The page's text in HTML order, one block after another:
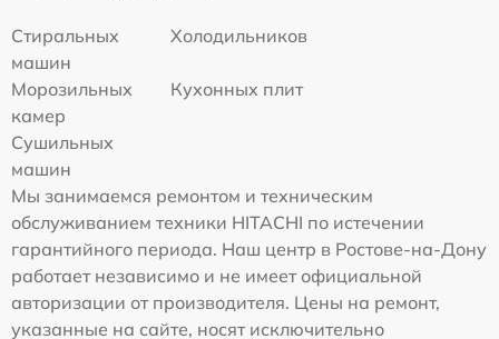
Стиральных
машин
Холодильников
Морозильных
камер
Кухонных плит
Сушильных
машин
Мы занимаемся ремонтом и техническим
обслуживанием техники HITACHI по истечении
гарантийного периода. Наш центр в Ростове-на-Дону
работает независимо и не имеет официальной
авторизации от производителя. Цены на ремонт,
указанные на сайте, носят исключительно